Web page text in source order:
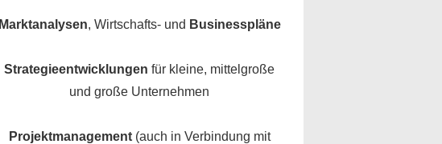
Marktanalysen, Wirtschafts- und Businesspläne
Strategieentwicklungen für kleine, mittelgroße
und große Unternehmen
Projektmanagement(auch in Verbindung mit